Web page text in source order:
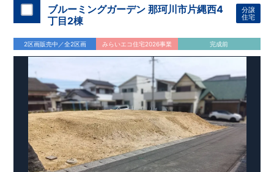
ブルーミングガーデン 那珂川市片縄西4
丁目2棟
分譲
住宅
2区画販売中／全2区画 みらいエコ住宅2026事業 完成前